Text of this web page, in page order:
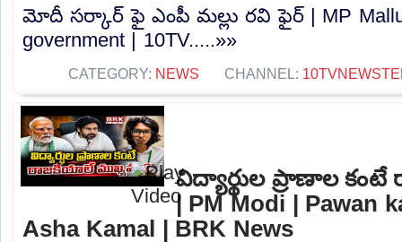
మోదీ సర్కార్ ఫై ఎంపీ మల్లు రవి ఫైర్ | MP Mallu
government | 10TV.....»»
CATEGORY: NEWS CHANNEL:
విద్యార్థుల ప్రాణాల
| PM Modi | Pawan
Asha Kamal | BRK News